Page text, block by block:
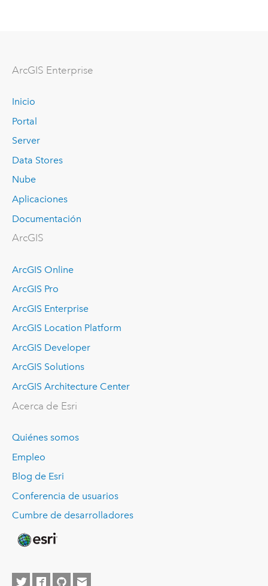
ArcGIS Enterprise
Inicio
Portal
Server
Data Stores
Nube
Aplicaciones
Documentación
ArcGIS
ArcGIS Online
ArcGIS Pro
ArcGIS Enterprise
ArcGIS Location Platform
ArcGIS Developer
ArcGIS Solutions
ArcGIS Architecture Center
Acerca de Esri
Quiénes somos
Empleo
Blog de Esri
Conferencia de usuarios
Cumbre de desarrolladores